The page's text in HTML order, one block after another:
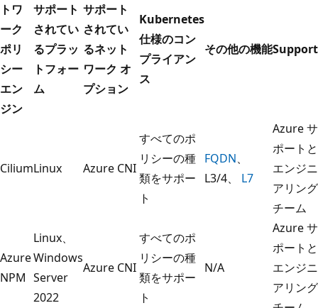
トワ
ーク
ポリ
シー
エン
ジン
サポート
されてい
るプラッ
トフォー
ム
サポート
されてい
るネット
ワーク オ
プション
Kubernetes
仕様のコン
プライアン
ス
その他の機能Support
CiliumLinux Azure CNI
すべてのポ
リシーの種
類をサポー
ト
FQDN、
L3/4、 L7
Azure サ
ポートと
エンジニ
アリング
チーム
Azure
NPM
Linux、
Windows
Server
2022
Azure CNI
すべてのポ
リシーの種
類をサポー
ト
N/A
Azure サ
ポートと
エンジニ
アリング